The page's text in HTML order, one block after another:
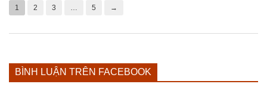
1 2 3 … 5 →
BÌNH LUẬN TRÊN FACEBOOK